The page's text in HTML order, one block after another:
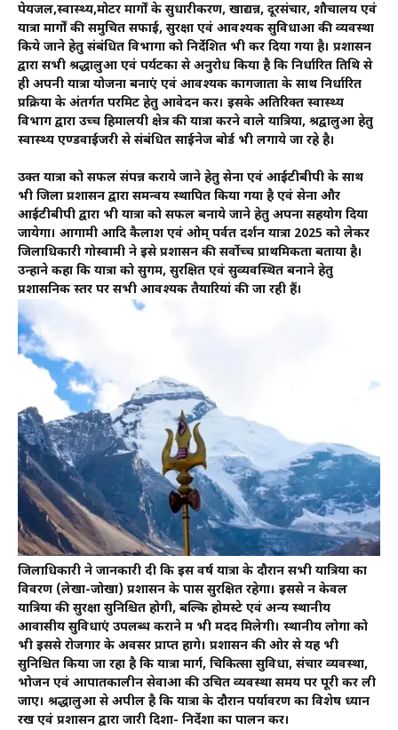
पेयजल,स्वास्थ्य,मोटर मार्गों के सुधारीकरण, खाद्यन्न, दूरसंचार, शौचालय एवं
यात्रा मार्गों की समुचित सफाई, सुरक्षा एवं आवश्यक सुविधाओं की व्यवस्था
किये जाने हेतु संबंधित विभागों को निर्देशित भी कर दिया गया है। प्रशासन
द्वारा सभी श्रद्धालुओं एवं पर्यटकों से अनुरोध किया है कि निर्धारित तिथि से
ही अपनी यात्रा योजना बनाएं एवं आवश्यक कागजातों के साथ निर्धारित
प्रक्रिया के अंतर्गत परमिट हेतु आवेदन करें। इसके अतिरिक्त स्वास्थ्य
विभाग द्वारा उच्च हिमालयी क्षेत्र की यात्रा करने वाले यात्रियों, श्रद्वालुओं हेतु
स्वास्थ्य एण्डवाईजरी से संबंधित साईनेज बोर्ड भी लगाये जा रहे है।
उक्त यात्रा को सफल संपन्न कराये जाने हेतु सेना एवं आईटीबीपी के साथ
भी जिला प्रशासन द्वारा समन्वय स्थापित किया गया है एवं सेना और
आईटीबीपी द्वारा भी यात्रा को सफल बनाये जाने हेतु अपना सहयोग दिया
जायेगा। आगामी आदि कैलाश एवं ओम् पर्वत दर्शन यात्रा 2025 को लेकर
जिलाधिकारी गोस्वामी ने इसे प्रशासन की सर्वोच्च प्राथमिकता बताया है।
उन्होंने कहा कि यात्रा को सुगम, सुरक्षित एवं सुव्यवस्थित बनाने हेतु
प्रशासनिक स्तर पर सभी आवश्यक तैयारियां की जा रही हैं।
जिलाधिकारी ने जानकारी दी कि इस वर्ष यात्रा के दौरान सभी यात्रियों का
विवरण (लेखा-जोखा) प्रशासन के पास सुरक्षित रहेगा। इससे न केवल
यात्रियों की सुरक्षा सुनिश्चित होगी, बल्कि होमस्टे एवं अन्य स्थानीय
आवासीय सुविधाएं उपलब्ध कराने में भी मदद मिलेगी। स्थानीय लोगों को
भी इससे रोजगार के अवसर प्राप्त होंगे। प्रशासन की ओर से यह भी
सुनिश्चित किया जा रहा है कि यात्रा मार्ग, चिकित्सा सुविधा, संचार व्यवस्था,
भोजन एवं आपातकालीन सेवाओं की उचित व्यवस्था समय पर पूरी कर ली
जाए। श्रद्धालुओं से अपील है कि यात्रा के दौरान पर्यावरण का विशेष ध्यान
रखें एवं प्रशासन द्वारा जारी दिशा- निर्देशों का पालन करें।